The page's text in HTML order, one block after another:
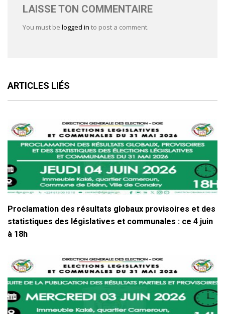
LAISSE TON COMMENTAIRE
You must be logged in to post a comment.
ARTICLES LIÉS
Proclamation des résultats globaux provisoires et des
statistiques des législatives et communales : ce 4 juin
à 18h